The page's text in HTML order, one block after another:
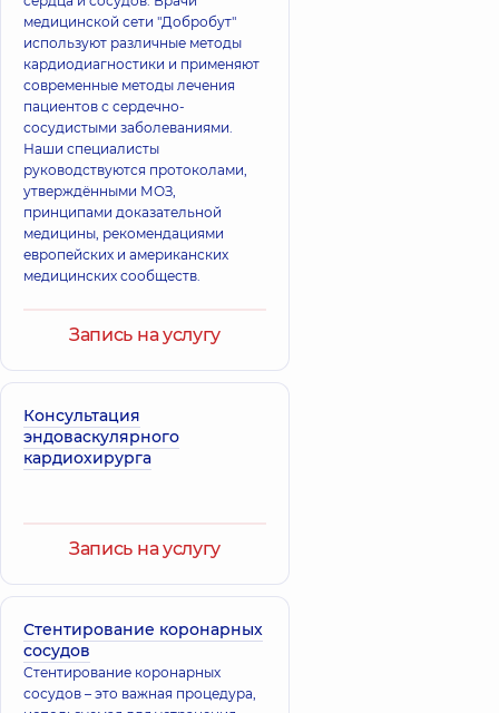
медицинской сети "Добробут"
используют различные методы
кардиодиагностики и применяют
современные методы лечения
пациентов с сердечно-
сосудистыми заболеваниями.
Наши специалисты
руководствуются протоколами,
утверждёнными МОЗ,
принципами доказательной
медицины, рекомендациями
европейских и американских
медицинских сообществ.
Запись на услугу
Консультация
эндоваскулярного
кардиохирурга
Запись на услугу
Стентирование коронарных
сосудов
Стентирование коронарных
сосудов – это важная процедура,